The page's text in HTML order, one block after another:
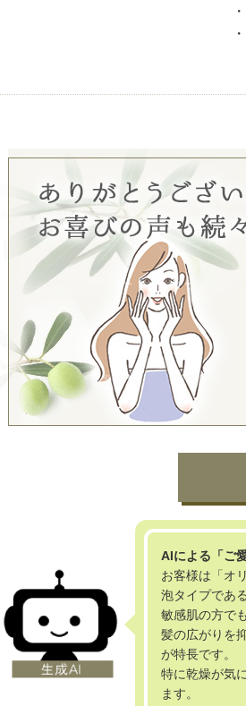
AIによる「ご
お客様は「オ
泡タイプであ
敏感肌の方で
髪の広がりを
が特長です。
特に乾燥が気
ます。